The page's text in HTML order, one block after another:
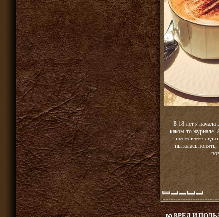
В 18 лет я начала
каком-то журнале.
тщательнее
пыталась
ВРЕД И